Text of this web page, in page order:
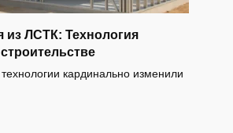
из ЛСТК: Технология
кардинально изменили